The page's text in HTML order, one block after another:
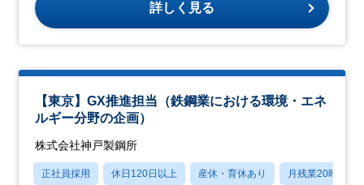
詳しく見る
【東京】GX推進担当（鉄鋼業における環境・エネ
ルギー分野の企画）
株式会社神戸製鋼所
正社員採用 休日120日以上 産休・育休あり 月残業20時間以